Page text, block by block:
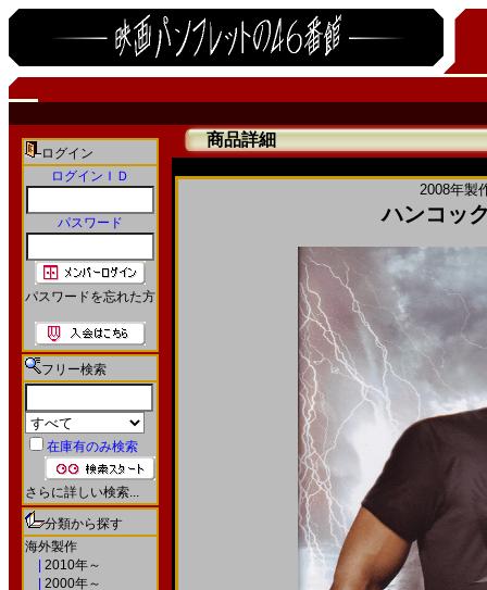
ログイン
ログインＩＤ
パスワード
パスワードを忘れた方
フリー検索
在庫有のみ検索
さらに詳しい検索...
分類から探す
海外製作
2010年～
2000年～
商品詳細
2008年製
ハンコッ